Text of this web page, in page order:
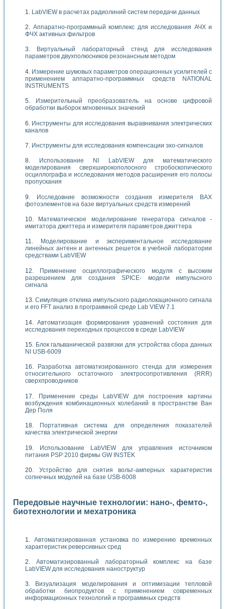
LabVIEW в расчетах радиолиний систем передачи данных
Аппаратно-программный комплекс для исследования АЧХ и
ФЧХ активных фильтров
Виртуальный лабораторный стенд для исследования
параметров двухполюсников резонансным методом
Измерение шумовых параметров операционных усилителей с
применением аппаратно-программных средств NATIONAL
INSTRUMENTS
Измерительный преобразователь на основе цифровой
обработки выборок мгновенных значений
Инструменты для исследования выравнивания электрических
каналов
Инструменты для исследования компенсации эхо-сигналов
Использование NI LabVIEW для математического
моделирования сверхширокополосного стробоскопического
осциллографа и исследования методов расширения его полосы
пропускания
Исследовние возможности создания измерителя ВАХ
фотоэлементов на базе виртуальных средств измерений
Математическое моделирование генератора сигналов -
имитатора джиттера и измерителя параметров джиттера
Моделирование и экспериментальное исследование
линейных антенн и антенных решеток в учебной лаборатории
средствами LabVIEW
Применение осциллографического модуля с высоким
разрешением для создания SPICE- модели импульсного
сигнала
Симуляция отклика импульсного радиолокационного сигнала
и его FFT анализ в программной среде Lab VIEW 7.1
Автоматизация формирования уравнений состояния для
исследования переходных процессов в среде LabVIEW
Блок гальванической развязки для устройства сбора данных
NI USB-6009
Разработка автоматизированного стенда для измерения
относительного остаточного электросопротивления (RRR)
сверхпроводников
Применение среды LabVIEW для построения картины
возбуждения комбинационных колебаний в пространстве Ван
Дер Поля
Портативная система для определения показателей
качества электрической энергии
Использование LabVIEW для управления источником
питания PSP 2010 фирмы GW INSTEK
Устройство для снятия вольт-амперных характеристик
солнечных модулей на базе USB-6008
Передовые научные технологии: нано-, фемто-,
биотехнологии и мехатроника
Автоматизированная установка по измерению временных
характеристик реверсивных сред
Автоматизированный лабораторный комплекс на базе
LabVIEW для исследования наноструктур
Визуализация моделирования и оптимизации тепловой
обработки биопродуктов с применением современных
информационных технологий и программных средств